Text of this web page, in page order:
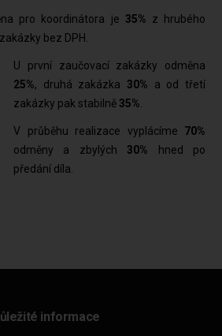
pro koordinátora je 35% z hrubého
bez DPH.
U první zaučovací zakázky odměna
25%, druhá zakázka 30% a od třetí
zakázky pak stabilně 35%
V průběhu realizace vyplácíme 70%
odměny a zbylých 30% hned po
předání díla.
informace